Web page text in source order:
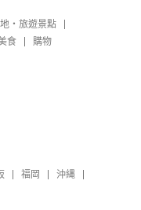
・旅遊景點
食 購物
福岡 沖縄